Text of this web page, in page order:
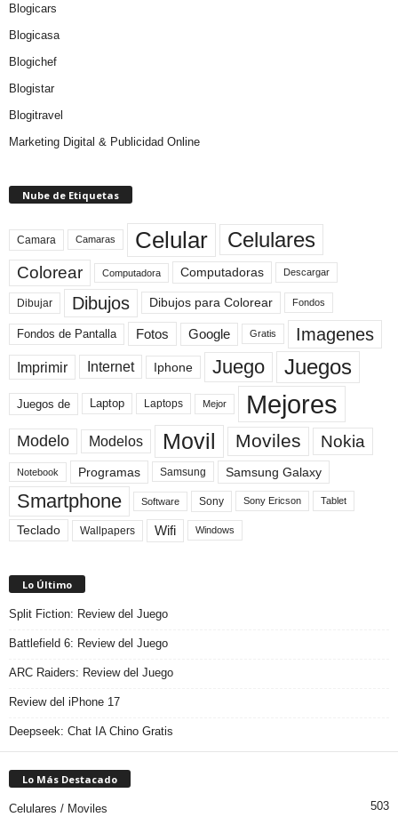
Blogicars
Blogicasa
Blogichef
Blogistar
Blogitravel
Marketing Digital & Publicidad Online
Nube de Etiquetas
Camara Camaras Celular Celulares
Colorear Computadora Computadoras Descargar
Dibujar Dibujos Dibujos para Colorear Fondos
Fondos de Pantalla Fotos Google Gratis Imagenes
Imprimir Internet Iphone Juego Juegos
Juegos de Laptop Laptops Mejor Mejores
Modelo Modelos Movil Moviles Nokia
Notebook Programas Samsung Samsung Galaxy
Smartphone Software Sony Sony Ericson Tablet
Teclado Wallpapers Wifi Windows
Lo Último
Split Fiction: Review del Juego
Battlefield 6: Review del Juego
ARC Raiders: Review del Juego
Review del iPhone 17
Deepseek: Chat IA Chino Gratis
Lo Más Destacado
Celulares / Moviles 503